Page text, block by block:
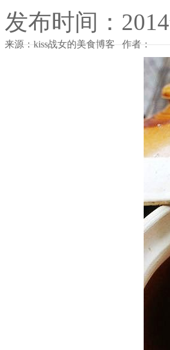
发布时间：
来源：kiss战女的美食博客 作者：